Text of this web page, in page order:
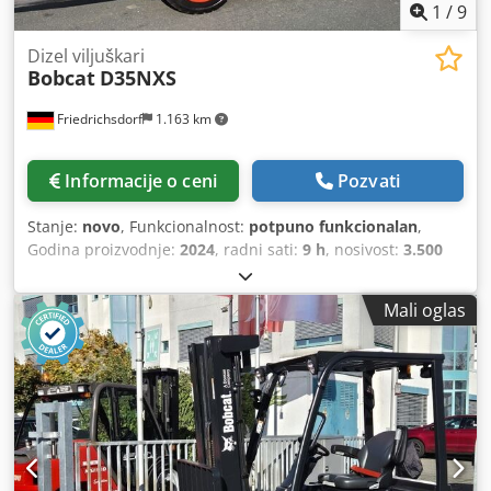
1 /9
Friedrichsdorf 1.163 km
Dizel viljuškari
Bobcat D35NXS
Informacije o ceni Pozvati
Stanje: novo, Funkcionalnost: potpuno funkcionalan,
Godina proizvodnje: 2024, radni sati: 9 h, nosivost: 3.500
, slobodno podizanje:
mm, vrsta goriva:dizel, tip jarma:triplex, građevinska
visina:2.350 mm , snaga: 45 kW (61,18 KS), širina nosivog
rama viljuškara:1.190 mm, dužina viljuške: 1.200 mm
prazna masa vozila:4.850 kg, ukupna dužina: 2.750 mm,
tip pogona:Diesel, radna širina:1.290 mm, Dizel viljuškar
Težišna tačka tereta: 500 ISO klasa: ISO klasa 3 = 2.500 -
4.999 kg Tip jarbola: Triplex Menjač: konvertor Klasa
brzine: 20 Crodpfxjy U R Dcj Ag Eof Stanje: novo Tehničko
stanje: novo Prednje gume - tip: superelastične Prednje
Mali oglas